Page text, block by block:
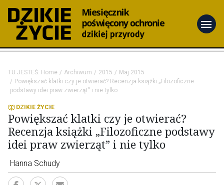
menu
TU JESTEŚ: Home Archiwum 2015
Maj 2015
Powiększać klatki czy je otwierać? Recenzja książki „Filozoficzne
podstawy idei praw zwierząt” i nie tylko
DZIKIE ŻYCIE
Powiększać klatki czy je otwierać?
Recenzja książki „Filozoficzne podstawy
idei praw zwierząt” i nie tylko
Hanna Schudy